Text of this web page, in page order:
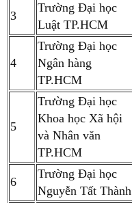
3
Trường Đại học
Luật TP.HCM
4
Trường Đại học
Ngân hàng
TP.HCM
5
Trường Đại học
Khoa học Xã hội
và Nhân văn
TP.HCM
6
Trường Đại học
Nguyễn Tất Thành